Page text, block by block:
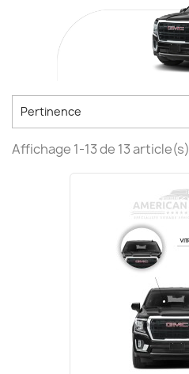
Pertinence
Affichage 1-13 de 13 article(s)